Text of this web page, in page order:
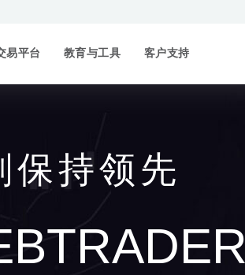
易平台 教育与工具 客户支持
持领先